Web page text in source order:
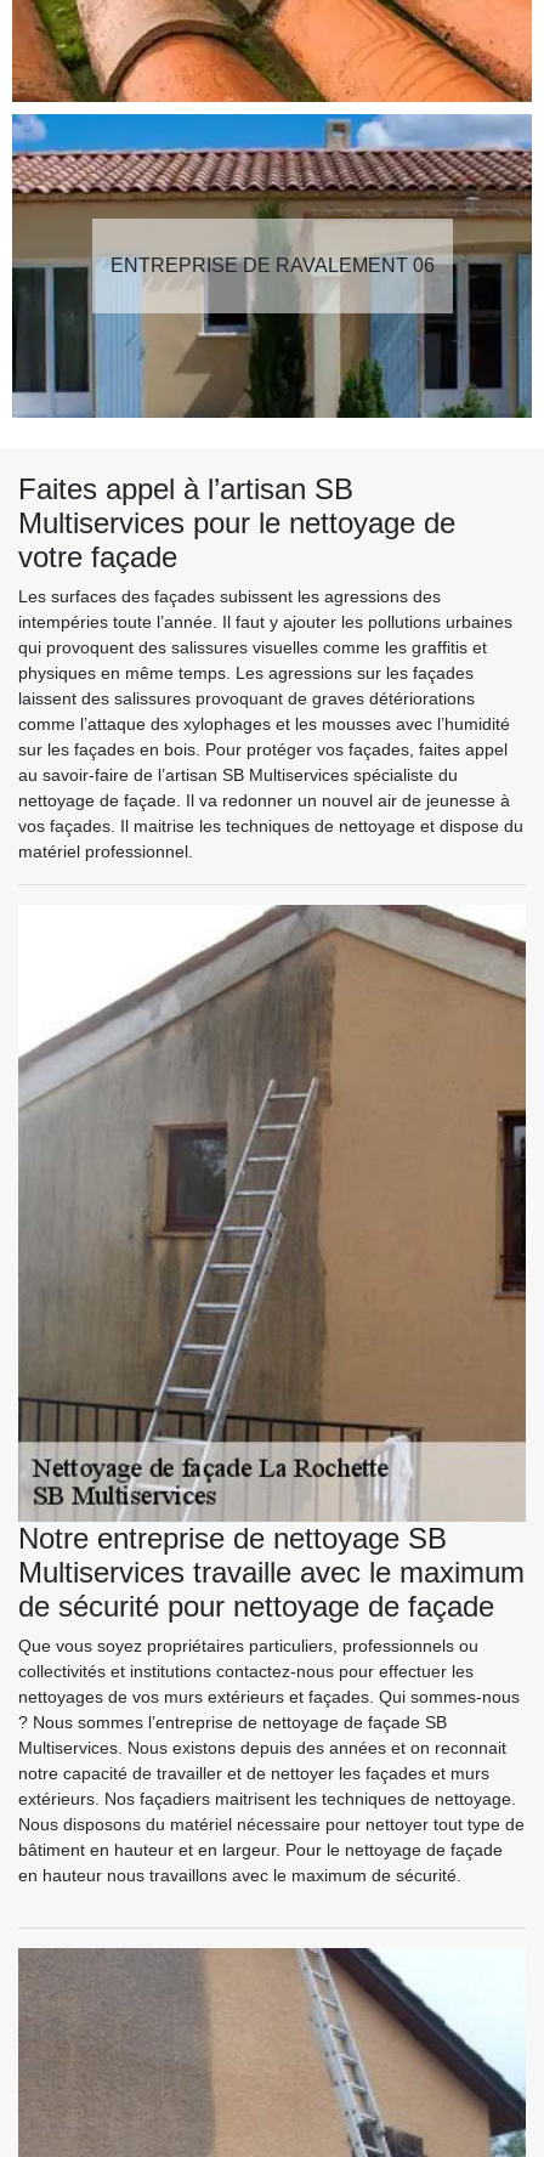
ENTREPRISE DE RAVALEMENT 06
Faites appel à l’artisan SB
Multiservices pour le nettoyage de
votre façade
Les surfaces des façades subissent les agressions des
intempéries toute l’année. Il faut y ajouter les pollutions urbaines
qui provoquent des salissures visuelles comme les graffitis et
physiques en même temps. Les agressions sur les façades
laissent des salissures provoquant de graves détériorations
comme l’attaque des xylophages et les mousses avec l’humidité
sur les façades en bois. Pour protéger vos façades, faites appel
au savoir-faire de l’artisan SB Multiservices spécialiste du
nettoyage de façade. Il va redonner un nouvel air de jeunesse à
vos façades. Il maitrise les techniques de nettoyage et dispose du
matériel professionnel.
Notre entreprise de nettoyage SB
Multiservices travaille avec le maximum
de sécurité pour nettoyage de façade
Que vous soyez propriétaires particuliers, professionnels ou
collectivités et institutions contactez-nous pour effectuer les
nettoyages de vos murs extérieurs et façades. Qui sommes-nous
? Nous sommes l’entreprise de nettoyage de façade SB
Multiservices. Nous existons depuis des années et on reconnait
notre capacité de travailler et de nettoyer les façades et murs
extérieurs. Nos façadiers maitrisent les techniques de nettoyage.
Nous disposons du matériel nécessaire pour nettoyer tout type de
bâtiment en hauteur et en largeur. Pour le nettoyage de façade
en hauteur nous travaillons avec le maximum de sécurité.